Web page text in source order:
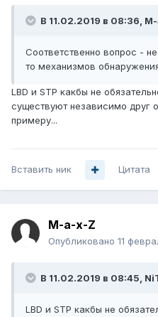
В 11.02.2019 в 08:36,
Соответственно вопрос -
то механизмов
LBD и STP какбы не
существуют независимо друг
примеру...
Вставить ник Цитата
M-a-x-Z
Опубликовано 11
В 11.02.2019 в 08:45,
LBD и STP какбы не